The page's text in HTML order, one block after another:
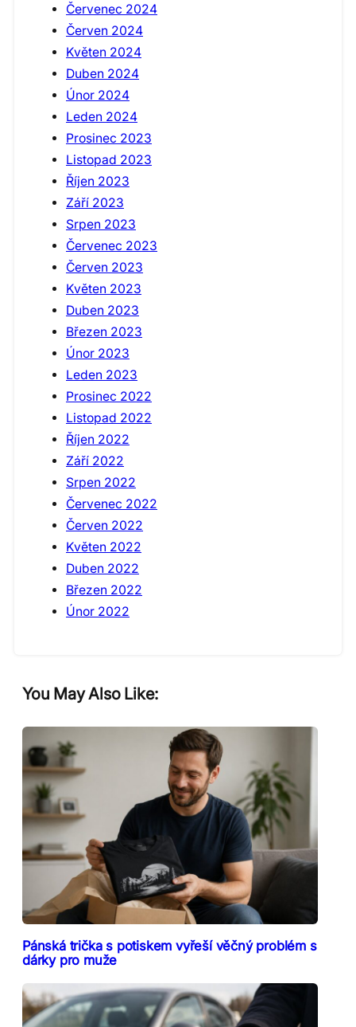
Červenec 2024
Červen 2024
Květen 2024
Duben 2024
Únor 2024
Leden 2024
Prosinec 2023
Listopad 2023
Říjen 2023
Září 2023
Srpen 2023
Červenec 2023
Červen 2023
Květen 2023
Duben 2023
Březen 2023
Únor 2023
Leden 2023
Prosinec 2022
Listopad 2022
Říjen 2022
Září 2022
Srpen 2022
Červenec 2022
Červen 2022
Květen 2022
Duben 2022
Březen 2022
Únor 2022
You May Also Like:
Pánská trička s potiskem vyřeší věčný problém s
dárky pro muže